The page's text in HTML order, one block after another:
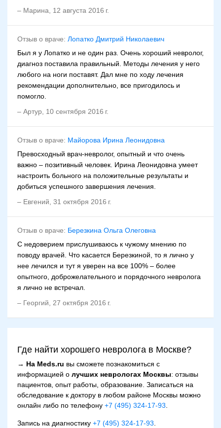
– Марина 12 августа 2016 г.
Отзыв о враче: Лопатко Дмитрий Николаевич
Был я у Лопатко и не один раз. Очень хороший невролог,
диагноз поставила правильный. Методы лечения у него
любого на ноги поставят. Дал мне по ходу лечения
рекомендации дополнительно, все пригодилось и
помогло.
– Артур 10 сентября 2016 г.
Отзыв о враче: Майорова Ирина Леонидовна
Превосходный врач-невролог, опытный и что очень
важно – позитивный человек. Ирина Леонидовна умеет
настроить больного на положительные результаты и
добиться успешного завершения лечения.
– Евгений 31 октября 2016 г.
Отзыв о враче: Березкина Ольга Олеговна
С недоверием прислушиваюсь к чужому мнению по
поводу врачей. Что касается Березкиной, то я лично у
нее лечился и тут я уверен на все 100% – более
опытного, доброжелательного и порядочного невролога
я лично не встречал.
– Георгий 27 октября 2016 г.
Где найти хорошего невролога в Москве?
→ На Meds.ru вы сможете познакомиться с
информацией о лучших неврологах Москвы: отзывы
пациентов, опыт работы, образование. Записаться на
обследование к доктору в любом районе Москвы можно
онлайн либо по телефону +7 (495) 324-17-93
Запись на диагностику +7 (495) 324-17-93